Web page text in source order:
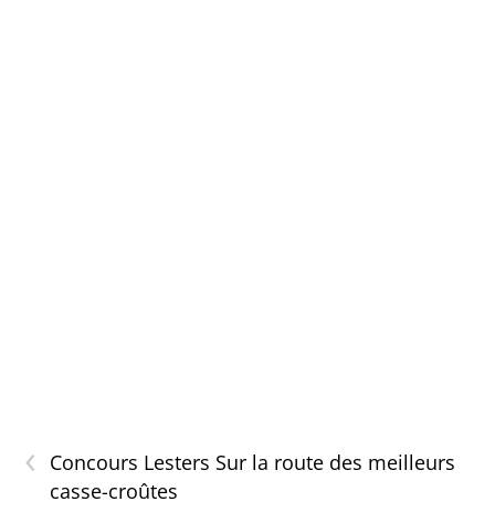
‹
Concours Lesters Sur la route des meilleurs
casse-croûtes